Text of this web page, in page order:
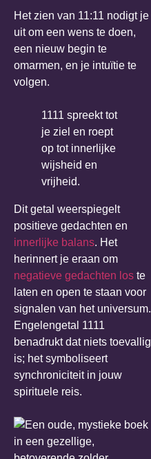
Het zien van 11:11 nodigt je
uit om een wens te doen,
een nieuw begin te
omarmen, en je intuïtie te
volgen.
1111 spreekt tot
je ziel en roept
op tot innerlijke
wijsheid en
vrijheid.
Dit getal weerspiegelt
positieve gedachten en
innerlijke balans. Het
herinnert je eraan om
negatieve gedachten los te
laten en open te staan voor
signalen van het universum.
Engelengetal 1111
benadrukt dat niets toevallig
is; het symboliseert
synchroniciteit in jouw
spirituele reis.